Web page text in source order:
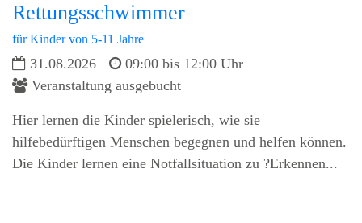
Rettungsschwimmer
für Kinder von 5-11 Jahre
31.08.2026
09:00 bis 12:00 Uhr
Veranstaltung ausgebucht
Hier lernen die Kinder spielerisch, wie sie
hilfebedürftigen Menschen begegnen und helfen können.
Die Kinder lernen eine Notfallsituation zu ?Erkennen...